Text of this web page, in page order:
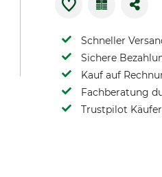
Schneller
Sichere
Kauf auf
Fachberatung
Trustpilot